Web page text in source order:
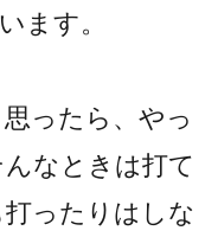
ます。
ったら、やっ
なときは打て
ったりはしな